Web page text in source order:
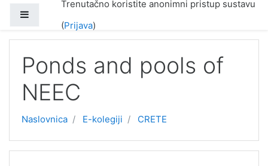
Preskoči na sadržajTrenutačno koristite anonimni pristup sustavu
(Prijava)
Ponds and pools of
NEEC
Naslovnica E-kolegiji CRETE